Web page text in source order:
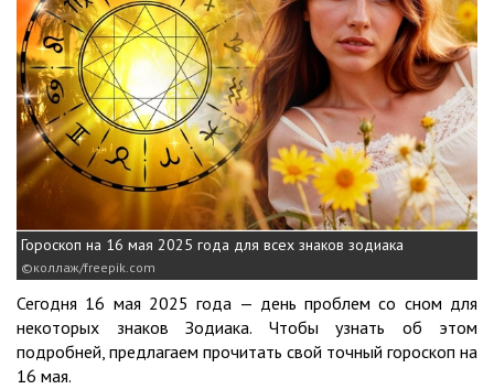
Гороскоп на 16 мая 2025 года для всех знаков зодиака
коллаж/freepik.com
Сегодня 16 мая 2025 года — день проблем со сном для
некоторых знаков Зодиака. Чтобы узнать об этом
подробней, предлагаем прочитать свой точный гороскоп на
16 мая.